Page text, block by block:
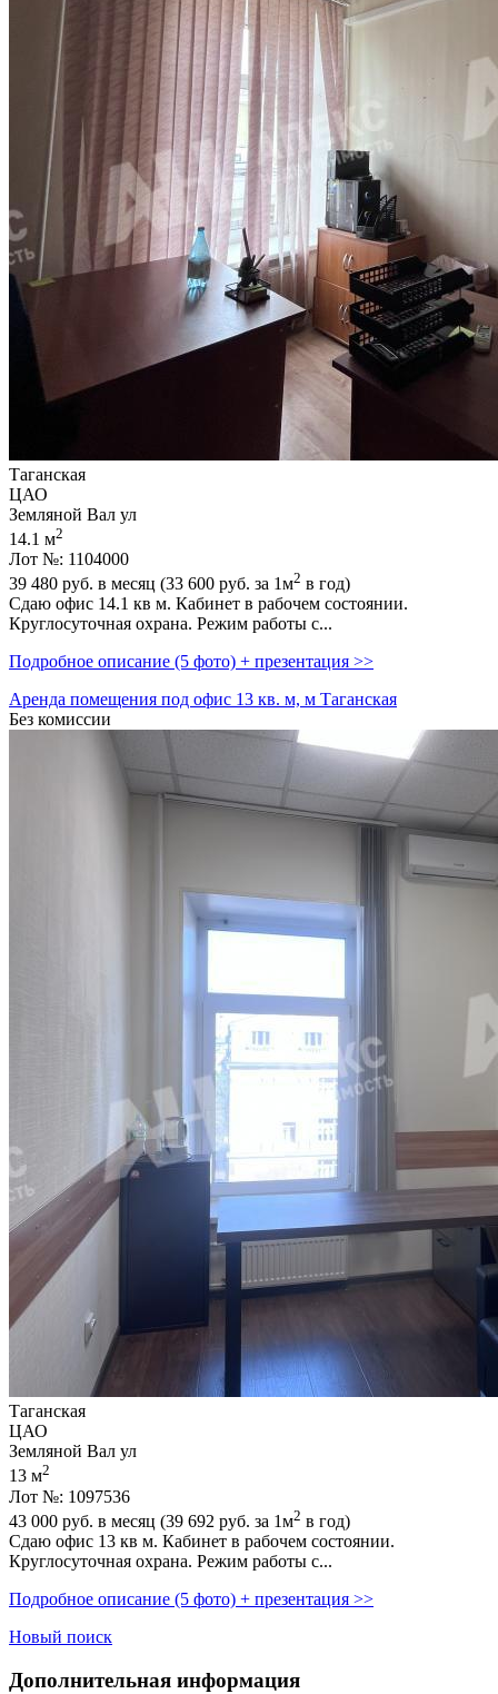
Таганская
ЦАО
Земляной Вал ул
14.1 м2
Лот №: 1104000
39 480 руб. в месяц (33 600 руб. за 1м2 в год)
Сдаю офис 14.1 кв м. Кабинет в рабочем состоянии.
Круглосуточная охрана. Режим работы с...
Подробное описание (5 фото) + презентация >>
Аренда помещения под офис 13 кв. м, м Таганская
Без комиссии
Таганская
ЦАО
Земляной Вал ул
13 м2
Лот №: 1097536
43 000 руб. в месяц (39 692 руб. за 1м2 в год)
Сдаю офис 13 кв м. Кабинет в рабочем состоянии.
Круглосуточная охрана. Режим работы с...
Подробное описание (5 фото) + презентация >>
Новый поиск
Дополнительная информация